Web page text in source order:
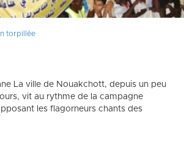
torpillée
La ville de Nouakchott, depuis un peu
vit au rythme de la campagne
les flagorneurs chants des